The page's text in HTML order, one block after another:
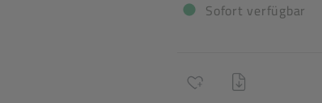
Sofort verfügbar